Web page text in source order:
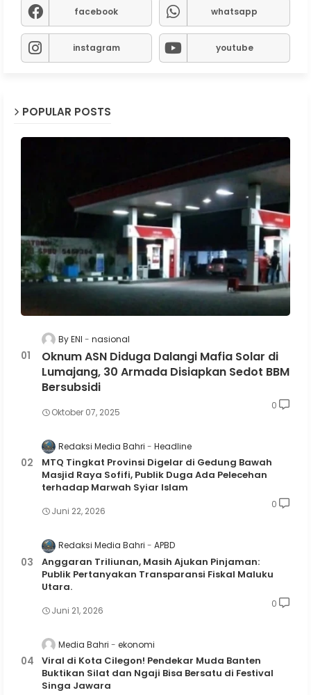
facebook whatsapp
instagram youtube
POPULAR POSTS
By ENI nasional
Oknum ASN Diduga Dalangi Mafia Solar di
Lumajang, 30 Armada Disiapkan Sedot BBM
Bersubsidi
Oktober 07, 2025
0
Redaksi Media Bahri Headline
MTQ Tingkat Provinsi Digelar di Gedung Bawah
Masjid Raya Sofifi, Publik Duga Ada Pelecehan
terhadap Marwah Syiar Islam
Juni 22, 2026
0
Redaksi Media Bahri APBD
Anggaran Triliunan, Masih Ajukan Pinjaman:
Publik Pertanyakan Transparansi Fiskal Maluku
Utara.
Juni 21, 2026
0
Media Bahri ekonomi
Viral di Kota Cilegon! Pendekar Muda Banten
Buktikan Silat dan Ngaji Bisa Bersatu di Festival
Singa Jawara